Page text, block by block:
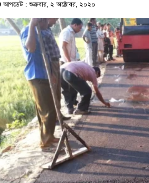
আপডেট : শুক্রবার, ২ অক্টোবর, ২০২০